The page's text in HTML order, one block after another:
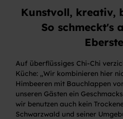
Kunstvoll, kreativ,
So schmeckt's
Auf überflüssiges Chi-Chi
Küche: „Wir kombinieren hier
Himbeeren mit Bauchlappen
unseren Gästen ein
wir benutzen auch kein
Schwarzwald und seiner